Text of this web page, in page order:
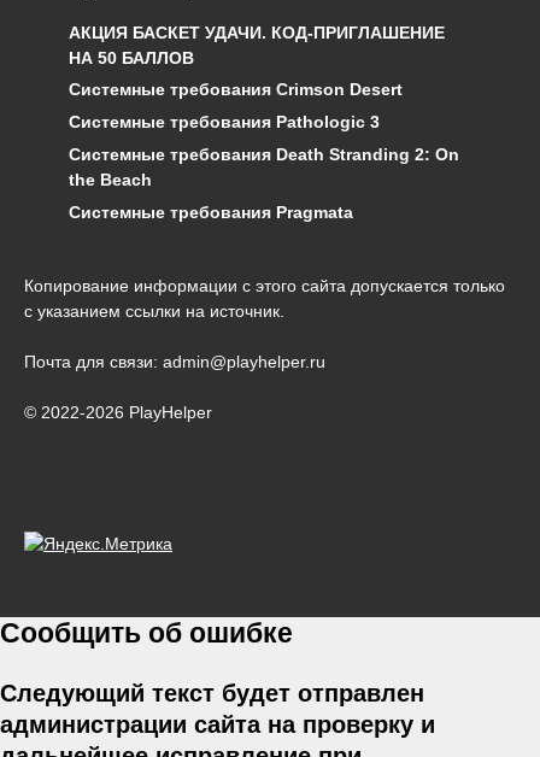
АКЦИЯ БАСКЕТ УДАЧИ. КОД-ПРИГЛАШЕНИЕ
НА 50 БАЛЛОВ
Системные требования Crimson Desert
Системные требования Pathologic 3
Системные требования Death Stranding 2: On
the Beach
Системные требования Pragmata
Копирование информации с этого сайта допускается только
с указанием ссылки на источник.
Почта для связи: admin@playhelper.ru
© 2022-2026 PlayHelper
Сообщить об ошибке
Следующий текст будет отправлен
администрации сайта на проверку и